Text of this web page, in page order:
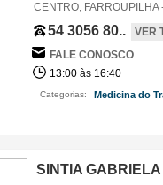
CENTRO, FARROUPILHA
54 3056 80..
VER
FALE CONOSCO
13:00 às 16:40
Categorias: Medicina do
SINTIA